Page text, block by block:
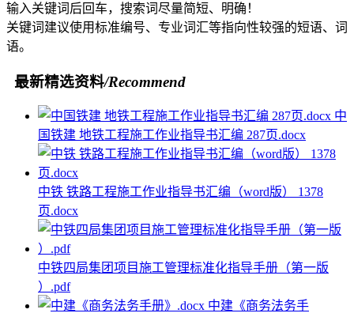
输入关键词后回车，搜索词尽量简短、明确！
关键词建议使用标准编号、专业词汇等指向性较强的短语、词
语。
最新精选资料/Recommend
中
国铁建 地铁工程施工作业指导书汇编 287页.docx
中铁 铁路工程施工作业指导书汇编（word版） 1378
页.docx
中铁四局集团项目施工管理标准化指导手册（第一版
）.pdf
中建《商务法务手